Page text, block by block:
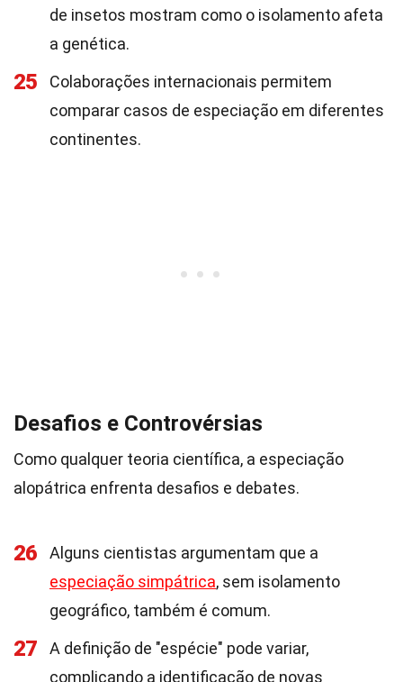
de insetos mostram como o isolamento afeta
a genética.
25
Colaborações internacionais permitem
comparar casos de especiação em diferentes
continentes.
Desafios e Controvérsias
Como qualquer teoria científica, a especiação
alopátrica enfrenta desafios e debates.
26
Alguns cientistas argumentam que a
especiação simpátrica, sem isolamento
geográfico, também é comum.
27
A definição de "espécie" pode variar,
complicando a identificação de novas